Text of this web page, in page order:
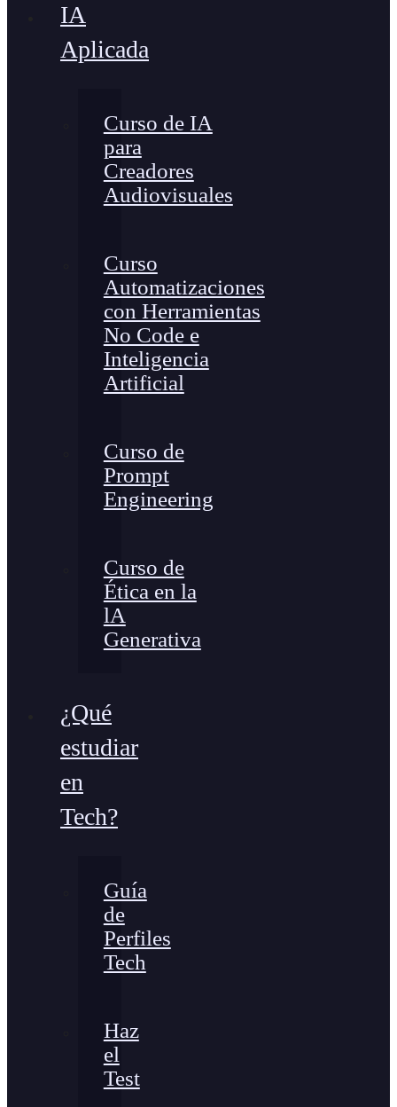
IA
Aplicada
Curso de IA
para
Creadores
Audiovisuales
Curso
Automatizaciones
con Herramientas
No Code e
Inteligencia
Artificial
Curso de
Prompt
Engineering
Curso de
Ética en la
lA
Generativa
¿Qué
estudiar
en
Tech?
Guía
de
Perfiles
Tech
Haz
el
Test